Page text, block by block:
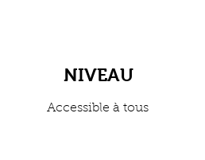
NIVEAU
Accessible à tous